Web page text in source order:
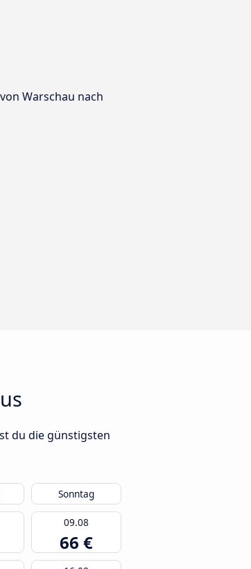
Warschau nach
du die günstigsten
Sonntag
09.08
66 €